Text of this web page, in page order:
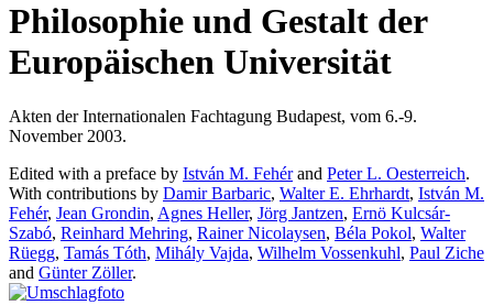
Philosophie und Gestalt der
Europäischen Universität
Akten der Internationalen Fachtagung Budapest, vom 6.-9.
November 2003.
Edited with a preface by István M. Fehérand Peter L. Oesterreich.
With contributions by Damir Barbaric, Walter E. Ehrhardt, István M.
Fehér, Jean Grondin, Agnes Heller, Jörg Jantzen, Ernö Kulcsár-
Szabó, Reinhard Mehring, Rainer Nicolaysen, Béla Pokol, Walter
Rüegg, Tamás Tóth, Mihály Vajda, Wilhelm Vossenkuhl, Paul Ziche
and Günter Zöller.